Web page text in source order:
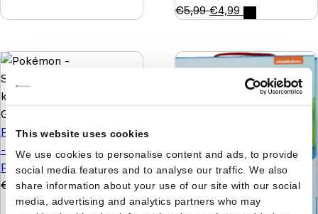
This website uses cookies
We use cookies to personalise content and ads, to provide
social media features and to analyse our traffic. We also
share information about your use of our site with our social
media, advertising and analytics partners who may
€5,99 €4,99
Pokémon - Spelletjesboek
- Hoe goed ken jij deze
Pokémon - Geel
€
5,99 € 3,99